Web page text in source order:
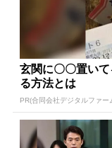
玄関に〇〇置い
る方法とは
PR(合同会社デジタルファー